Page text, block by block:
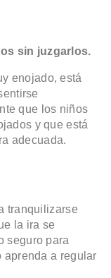
sin juzgarlos.
enojado, está
que los niños
y que está
adecuada.
tranquilizarse
la ira se
seguro para
aprenda a regular